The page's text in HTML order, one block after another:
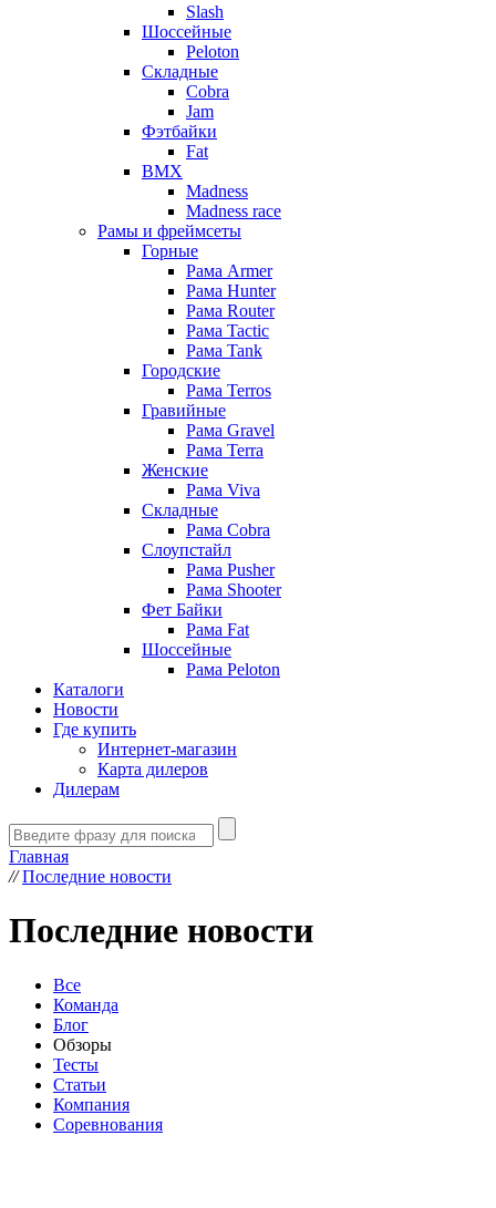
Slash
Шоссейные
Peloton
Складные
Cobra
Jam
Фэтбайки
Fat
BMX
Madness
Madness race
Рамы и фреймсеты
Горные
Рама Armer
Рама Hunter
Рама Router
Рама Tactic
Рама Tank
Городские
Рама Terros
Гравийные
Рама Gravel
Рама Terra
Женские
Рама Viva
Складные
Рама Cobra
Слоупстайл
Рама Pusher
Рама Shooter
Фет Байки
Рама Fat
Шоссейные
Рама Peloton
Каталоги
Новости
Где купить
Интернет-магазин
Карта дилеров
Дилерам
Главная
// Последние новости
Последние новости
Все
Команда
Блог
Обзоры
Тесты
Статьи
Компания
Соревнования